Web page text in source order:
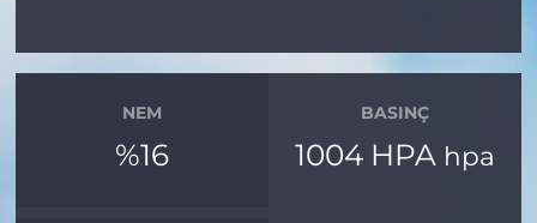
NEM
%16
BASINÇ
1004 HPA hpa